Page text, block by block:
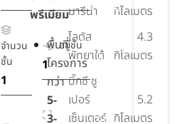
จำนวน
ชั้น
1
อยู่ชั้น
1
พรีเมียม
พื้นที่
โครงการ
กว่า
5-
3-
มารีน่า
กิโลเมตร
โลตัส
พัทยาใต้
4.3
กิโลเมตร
บิ๊กซี ซู
เปอร์
เซ็นเตอร์
5.2
กิโลเมตร
มวย
สำหรับ
เด็ก
เล่น